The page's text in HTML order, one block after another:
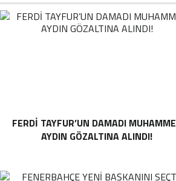
FERDI TAYFUR’UN DAMADI
AYDIN GÖZALTINA ALINDI!